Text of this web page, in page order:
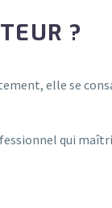
?
elle se
qui